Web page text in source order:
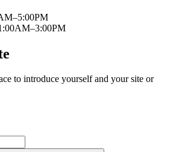
to introduce yourself and your site or